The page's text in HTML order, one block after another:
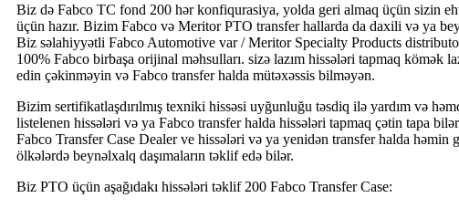
Biz də Fabco TC fond 200 hər konfiqurasiya, yolda geri almaq üçün sizin
üçün hazır. Bizim Fabco və Meritor PTO transfer hallarda da daxili və ya
Biz səlahiyyətli Fabco Automotive var / Meritor Specialty Products
100% Fabco birbaşa orijinal məhsulları. sizə lazım hissələri tapmaq kömək
edin çəkinməyin və Fabco transfer halda mütəxəssis bilməyən.
Bizim sertifikatlaşdırılmış texniki hissəsi uyğunluğu təsdiq ilə yardım və
listelenen hissələri və ya Fabco transfer halda hissələri tapmaq çətin tapa
Fabco Transfer Case Dealer ve hissələri və ya yenidən transfer halda həmin
ölkələrdə beynəlxalq daşımaların təklif edə bilər.
Biz PTO üçün aşağıdakı hissələri təklif 200 Fabco Transfer Case: